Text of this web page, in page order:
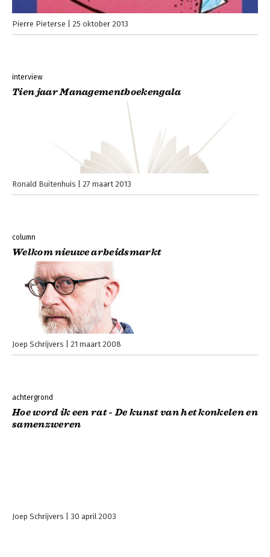
Pierre Pieterse 25 oktober 2013
interview
Tien jaar Managementboekengala
Ronald Buitenhuis 27 maart 2013
column
Welkom nieuwe arbeidsmarkt
Joep Schrijvers 21 maart 2008
achtergrond
Hoe word ik een rat - De kunst van het konkelen en
samenzweren
Joep Schrijvers 30 april 2003